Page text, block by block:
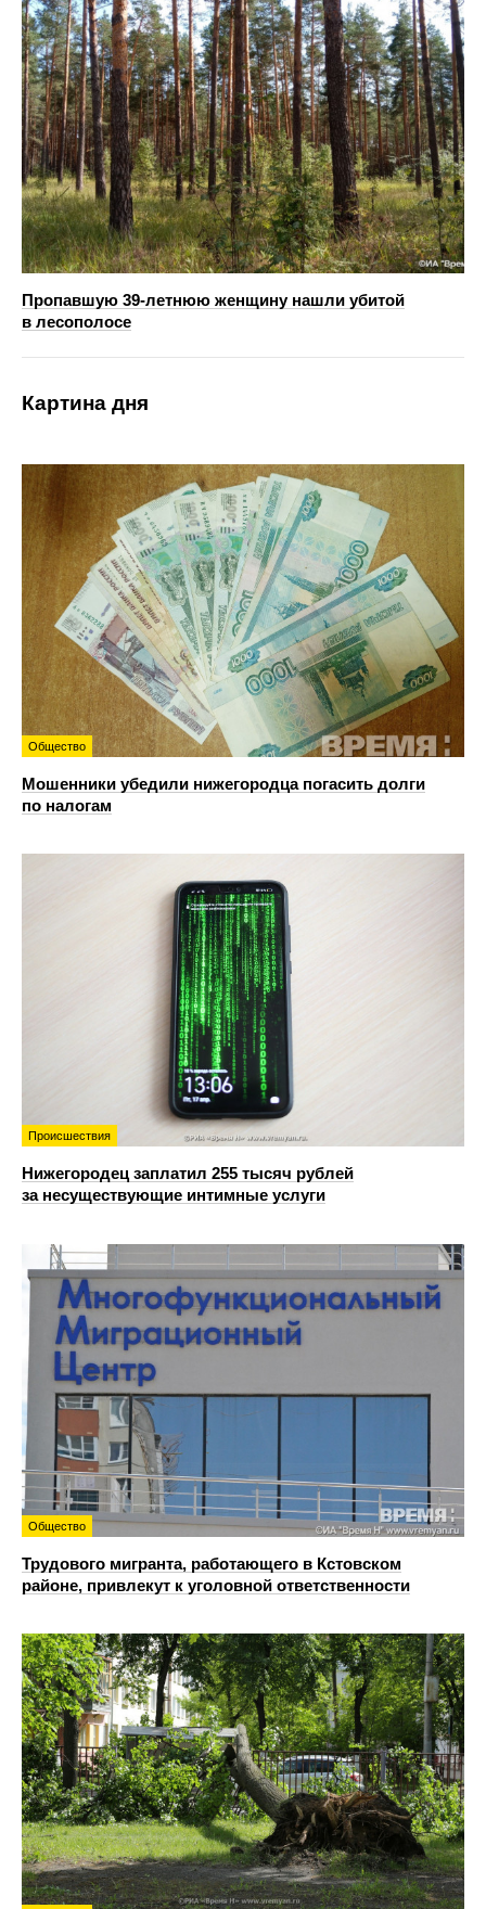
Пропавшую 39-летнюю женщину нашли убитой
в лесополосе
Картина дня
Общество
Мошенники убедили нижегородца погасить долги
по налогам
Происшествия
Нижегородец заплатил 255 тысяч рублей
за несуществующие интимные услуги
Общество
Трудового мигранта, работающего в Кстовском
районе, привлекут к уголовной ответственности